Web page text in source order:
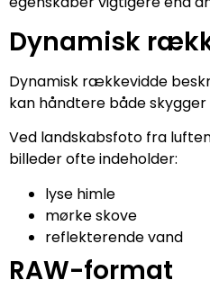
Dynamisk
Dynamisk rækkevidde
kan håndtere både skygger
Ved landskabsfoto fra
billeder ofte indeholder:
lyse himle
mørke skove
reflekterende vand
RAW-format